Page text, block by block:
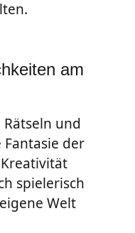
am
und
der
spielerisch
Welt